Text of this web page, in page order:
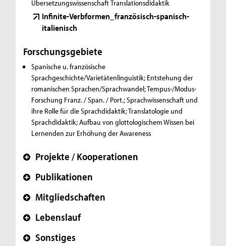
ÜbersetzungswissenschaftTranslationsdidaktik
Infinite-Verbformen_französisch-spanisch-
italienisch
Forschungsgebiete
Spanische u. französische
Sprachgeschichte/Varietätenlinguistik; Entstehung der
romanischen Sprachen/Sprachwandel; Tempus-/Modus-
Forschung Franz. / Span. / Port.; Sprachwissenschaft und
ihre Rolle für die Sprachdidaktik; Translatologie und
Sprachdidaktik;Aufbau von glottologischem Wissen bei
Lernenden zur Erhöhung der Awareness
+ Projekte / Kooperationen
+ Publikationen
+ Mitgliedschaften
+ Lebenslauf
+ Sonstiges